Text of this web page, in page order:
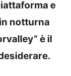
e
notturna
è il